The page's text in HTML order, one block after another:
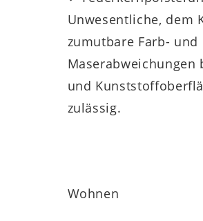
Unwesentliche, dem
zumutbare Farb- und
Maserabweichungen
und
zulässig.
Wohnen